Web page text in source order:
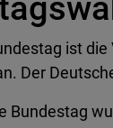
ist
Der
Bundestag